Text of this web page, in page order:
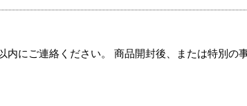
にご連絡ください。 商品開封後、または特別の